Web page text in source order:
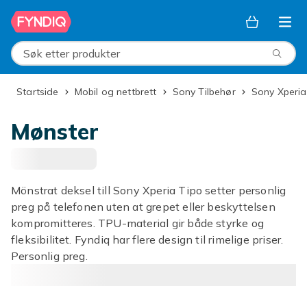
Hopp til hovedinnhold
Søk etter produkter
Startside Mobil og nettbrett Sony Tilbehør Sony Xperia
Mønster
Mönstrat deksel till Sony Xperia Tipo setter personlig
preg på telefonen uten at grepet eller beskyttelsen
kompromitteres. TPU-material gir både styrke og
fleksibilitet. Fyndiq har flere design til rimelige priser.
Personlig preg.